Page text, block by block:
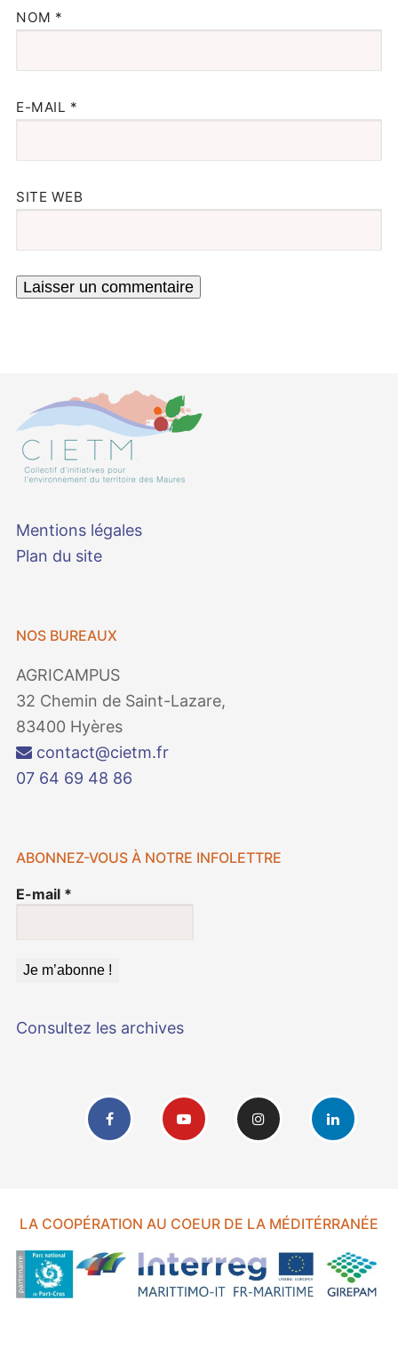
NOM *
E-MAIL *
SITE WEB
Mentions légales
Plan du site
NOS BUREAUX
AGRICAMPUS
32 Chemin de Saint-Lazare,
83400 Hyères
contact@cietm.fr
07 64 69 48 86
ABONNEZ-VOUS À NOTRE INFOLETTRE
E-mail *
Consultez les archives
LA COOPÉRATION AU COEUR DE LA MÉDITÉRRANÉE